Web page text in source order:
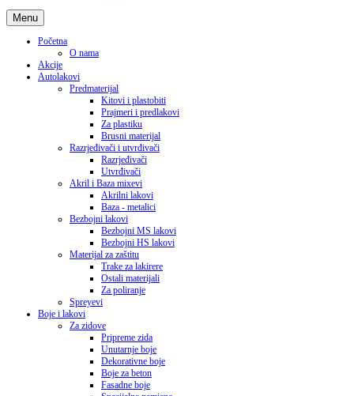
Menu
Početna
O nama
Akcije
Autolakovi
Predmaterijal
Kitovi i plastobiti
Prajmeri i predlakovi
Za plastiku
Brusni materijal
Razrjeđivači i utvrđivači
Razrjeđivači
Utvrđivači
Akril i Baza mixevi
Akrilni lakovi
Baza - metalici
Bezbojni lakovi
Bezbojni MS lakovi
Bezbojni HS lakovi
Materijal za zaštitu
Trake za lakirere
Ostali materijali
Za poliranje
Spreyevi
Boje i lakovi
Za zidove
Pripreme zida
Unutarnje boje
Dekorativne boje
Boje za beton
Fasadne boje